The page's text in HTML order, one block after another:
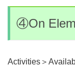
④On
Activities＞